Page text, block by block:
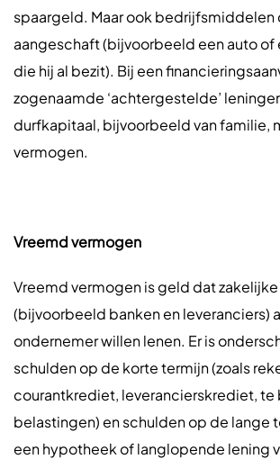
spaargeld. Maar ook bedrijfsmiddelen
aangeschaft (bijvoorbeeld een auto
die hij al bezit). Bij een
zogenaamde ‘achtergestelde’
durfkapitaal, bijvoorbeeld van familie,
vermogen.
Vreemd vermogen
Vreemd vermogen is geld dat
(bijvoorbeeld banken en leveranciers)
ondernemer willen lenen. Er is
schulden op de korte termijn (zoals
courantkrediet, leverancierskrediet, te
belastingen) en schulden op de lange
een hypotheek of langlopende lening